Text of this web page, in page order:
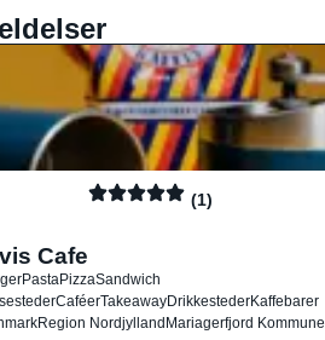
(1)
Cafe
PastaPizzaSandwich
CaféerTakeawayDrikkestederKaffebarer
Region NordjyllandMariagerfjord Kommune